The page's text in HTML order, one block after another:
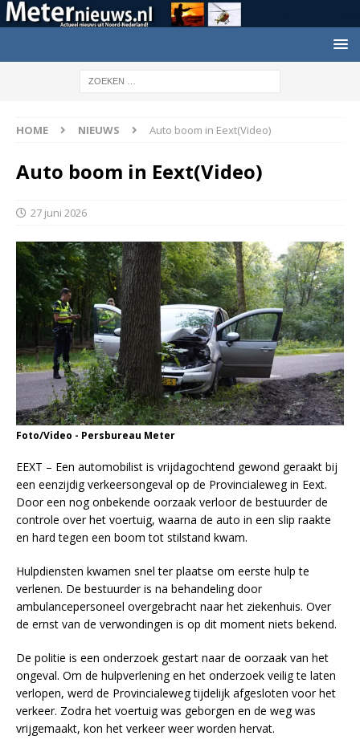
HOME NIEUWS Auto boom in Eext(Video)
Auto boom in Eext(Video)
27 juni 2026
Foto/Video - Persbureau Meter
EEXT – Een automobilist is vrijdagochtend gewond geraakt bij
een eenzijdig verkeersongeval op de Provincialeweg in Eext.
Door een nog onbekende oorzaak verloor de bestuurder de
controle over het voertuig, waarna de auto in een slip raakte
en hard tegen een boom tot stilstand kwam.
Hulpdiensten kwamen snel ter plaatse om eerste hulp te
verlenen. De bestuurder is na behandeling door
ambulancepersoneel overgebracht naar het ziekenhuis. Over
de ernst van de verwondingen is op dit moment niets bekend.
De politie is een onderzoek gestart naar de oorzaak van het
ongeval. Om de hulpverlening en het onderzoek veilig te laten
verlopen, werd de Provincialeweg tijdelijk afgesloten voor het
verkeer. Zodra het voertuig was geborgen en de weg was
vrijgemaakt, kon het verkeer weer worden hervat.